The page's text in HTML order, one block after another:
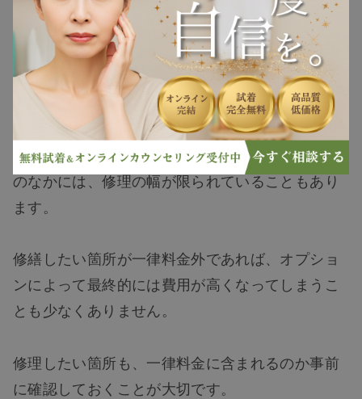
ヘアスタイル
抜け毛
白髪
また、男性用と女性用どちらに対応しているのか
も確認しておくと安心です。
どこまで修理可能か
「一律○○円」と記載のあるウィッグ修理サービス
のなかには、修理の幅が限られていることもあり
ます。
修繕したい箇所が一律料金外であれば、オプショ
ンによって最終的には費用が高くなってしまうこ
とも少なくありません。
修理したい箇所も、一律料金に含まれるのか事前
に確認しておくことが大切です。